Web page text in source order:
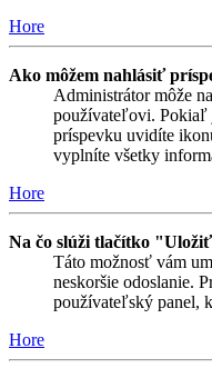
Hore
Ako môžem nahlásiť
Administrátor môže
používateľovi. Pokiaľ
príspevku uvidíte
vyplníte všetky
Hore
Na čo slúži tlačítko
Táto možnosť vám
neskoršie odoslanie.
používateľský panel,
Hore